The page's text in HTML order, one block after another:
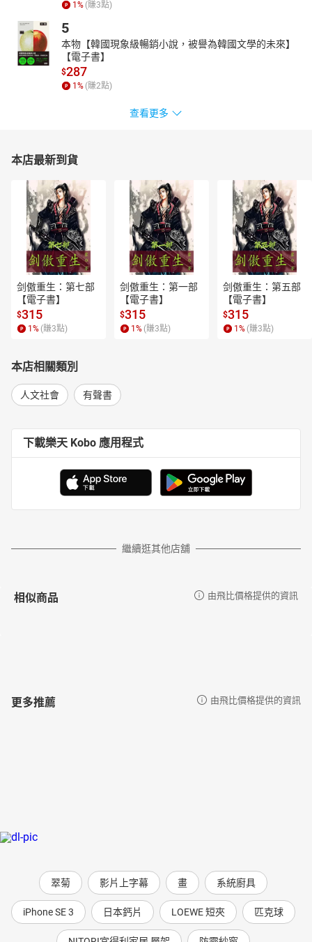
1 % (賺3點)
5
本物【韓國現象級暢銷小說，被譽為韓國文學的未來】
【電子書】
$287
1 % (賺2點)
查看更多
本店最新到貨
剑傲重生：第七部
【電子書】
$315
1 % (賺3點)
剑傲重生：第一部
【電子書】
$315
1 % (賺3點)
剑傲重生：第五部
【電子書】
$315
1 % (賺3點)
本店相關類別
人文社會 有聲書
下載樂天 Kobo 應用程式
繼續逛其他店舖
相似商品 由飛比價格提供的資訊
更多推薦 由飛比價格提供的資訊
翠菊 影片上字幕 畫 系統廚具
iPhone SE 3 日本鈣片 LOEWE 短夾 匹克球